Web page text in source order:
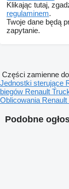
Klikając tutaj,
regulaminem.
Twoje dane będą
zapytanie.
Podobne
Części zamienne
Jednostki sterujące
biegów Renault
Oblicowania Renault